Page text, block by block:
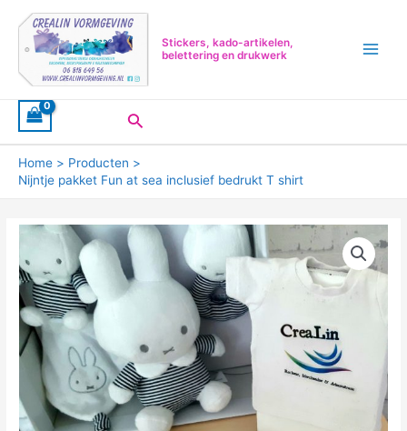
naar
inhoud
Stickers, kado-artikelen,
belettering en drukwerk
Menu
Zoeken
Home
Producten
Nijntje pakket Fun at sea inclusief bedrukt T shirt